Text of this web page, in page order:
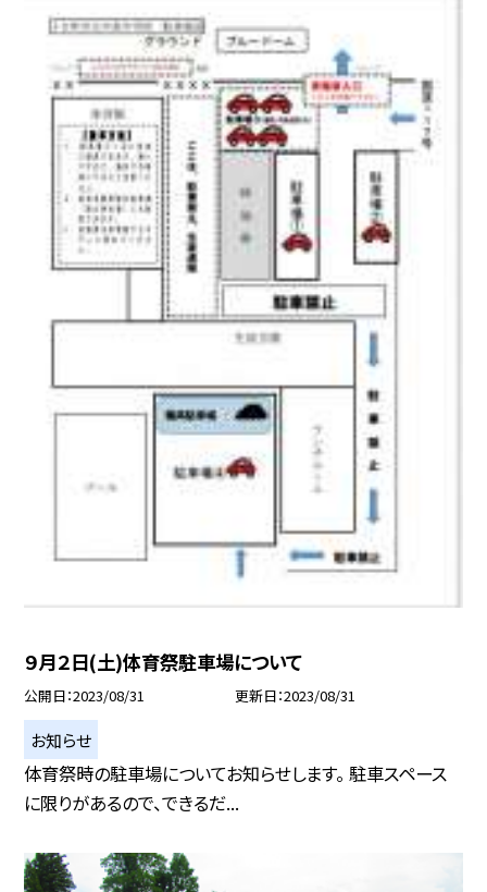
９月２日(土)体育祭駐車場について
公開日 2023/08/31 更新日 2023/08/31
お知らせ
体育祭時の駐車場についてお知らせします。 駐車スペース
に限りがあるので、できるだ...